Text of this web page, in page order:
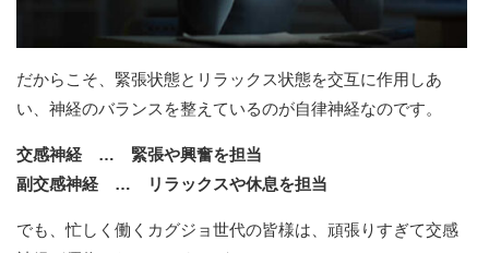
だからこそ、緊張状態とリラックス状態を交互に作用しあ
い、神経のバランスを整えているのが自律神経なのです。
交感神経 … 緊張や興奮を担当
副交感神経 … リラックスや休息を担当
でも、忙しく働くカグジョ世代の皆様は、頑張りすぎて交感